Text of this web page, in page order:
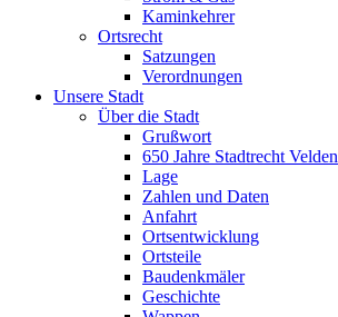
Kaminkehrer
Ortsrecht
Satzungen
Verordnungen
Unsere Stadt
Über die Stadt
Grußwort
650 Jahre Stadtrecht Velden
Lage
Zahlen und Daten
Anfahrt
Ortsentwicklung
Ortsteile
Baudenkmäler
Geschichte